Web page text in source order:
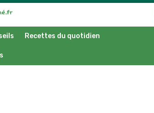
Recettes du quotidien